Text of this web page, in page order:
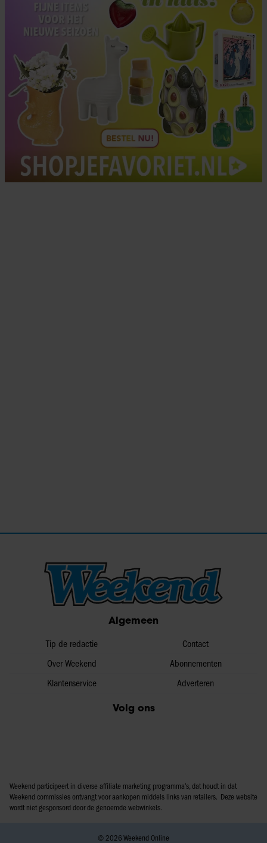
Algemeen
Tip de redactie
Over Weekend
Klantenservice
Contact
Abonnementen
Adverteren
Volg ons
Weekend participeert in diverse affiliate marketing programma’s, dat houdt in dat
Weekend commissies ontvangt voor aankopen middels links van retailers. Deze website
wordt niet gesponsord door de genoemde webwinkels.
© 2026 Weekend Online